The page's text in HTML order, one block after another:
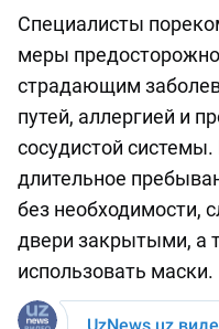
Специалисты
меры
страдающим
путей, аллергией и
сосудистой
длительное
без необходимости,
двери закрытыми, а
использовать маски.